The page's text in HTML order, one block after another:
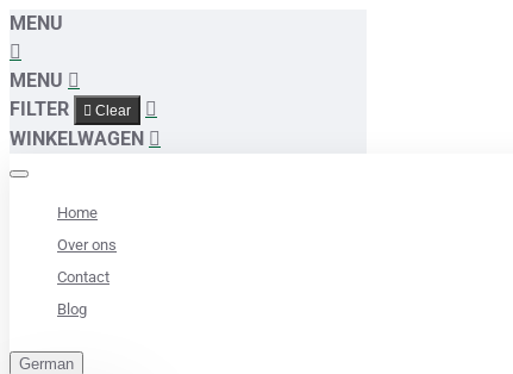
MENU
MENU
FILTER
Clear
WINKELWAGEN
Home
Over ons
Contact
Blog
German